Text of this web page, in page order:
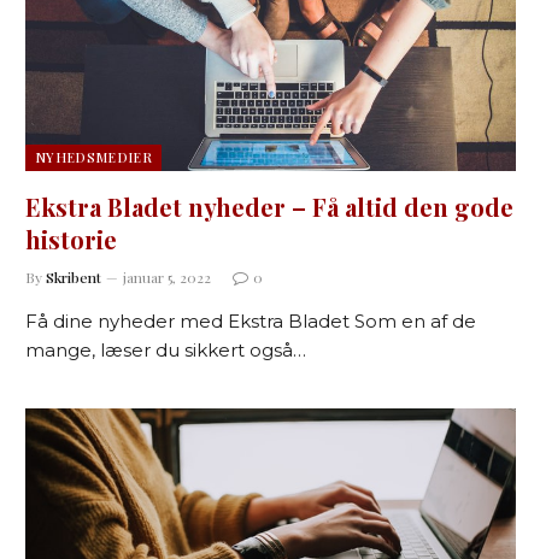
NYHEDSMEDIER
Ekstra Bladet nyheder – Få altid den gode
historie
BySkribent januar 5, 2022 0
Få dine nyheder med Ekstra Bladet Som en af de
mange, læser du sikkert også…